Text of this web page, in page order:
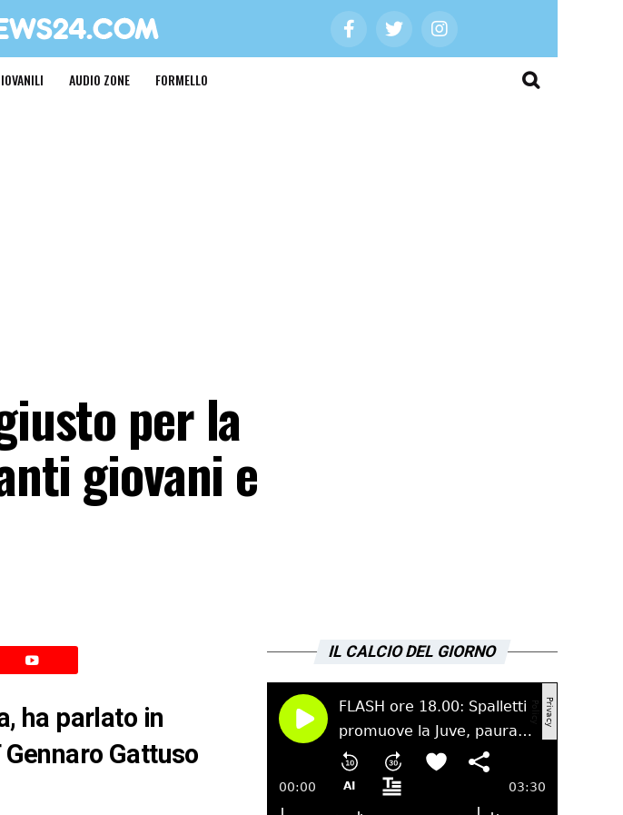
AUDIO ZONE FORMELLO
per la
giovani e
ha parlato in
Gattuso
IL CALCIO DEL GIORNO